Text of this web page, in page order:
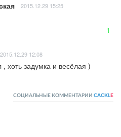
2015.12.29 15:25
1
2015.12.29 12:08
хоть задумка и весёлая )
СОЦИАЛЬНЫЕ КОММЕНТАРИИ CACKL E